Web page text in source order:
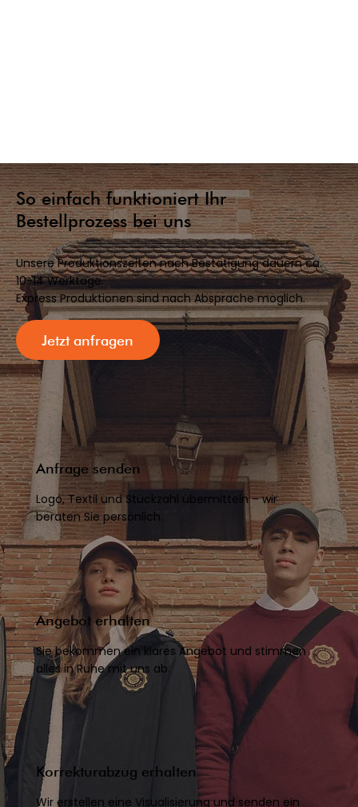
So einfach funktioniert Ihr
Bestellprozess bei uns
Unsere Produktionszeiten nach Bestätigung dauern ca.
10-14 Werktage.
Express Produktionen sind nach Absprache möglich.
Jetzt anfragen
Anfrage senden
Logo, Textil und Stückzahl übermitteln – wir
beraten Sie persönlich.
Angebot erhalten
Sie bekommen ein klares Angebot und stimmen
alles in Ruhe mit uns ab.
Korrekturabzug erhalten
Wir erstellen eine Visualisierung und senden ein